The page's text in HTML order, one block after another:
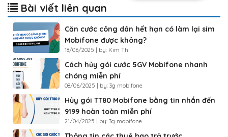
Bài viết liên quan
Căn cước công dân hết hạn có làm lại sim
Mobifone được không?
18/06/2025 | by: Kim Thi
Cách hủy gói cước 5GV Mobifone nhanh
chóng miễn phí
08/06/2025 | by: 3g mobifone
Hủy gói TT80 Mobifone bằng tin nhắn đến
9199 hoàn toàn miễn phí
21/04/2025 | by: 3g mobifone